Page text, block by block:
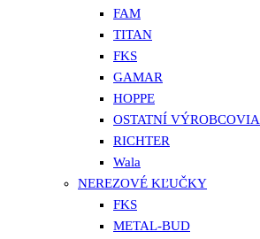
FAM
TITAN
FKS
GAMAR
HOPPE
OSTATNÍ VÝROBCOVIA
RICHTER
Wala
NEREZOVÉ KĽUČKY
FKS
METAL-BUD